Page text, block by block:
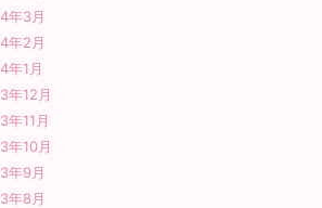
年3月
年2月
年1月
年12月
年11月
年10月
年9月
年8月